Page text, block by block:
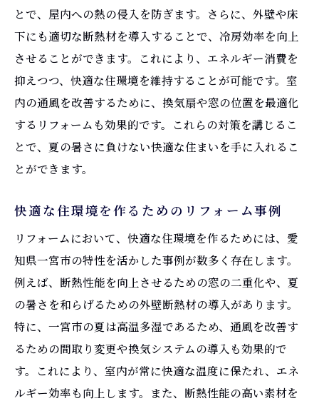
地元の技術を活かしたリフォームの魅力
住まいの断熱性能を高めるリフォームで暑さ対
策を
断熱材の選び方とその効果
最新の断熱技術を取り入れるメリット
夏場の快適性を高める断熱リフォーム
断熱性向上で得られる省エネ効果
愛知県一宮市での断熱リフォームの実施例
快適な通風を実現するリフォームの選択肢とは
自然通風を活かす家づくりのポイント
窓や扉の配置で変わる風の流れ
通風性能を高めるリフォーム事例
通風を考慮した間取りの工夫
夏を快適に過ごすための通風リフォーム
愛知県一宮市での通風に優れたリフォーム
とで、屋内への熱の侵入を防ぎます。さらに、外壁や床
下にも適切な断熱材を導入することで、冷房効率を向上
させることができます。これにより、エネルギー消費を
抑えつつ、快適な住環境を維持することが可能です。室
内の通風を改善するために、換気扇や窓の位置を最適化
するリフォームも効果的です。これらの対策を講じるこ
とで、夏の暑さに負けない快適な住まいを手に入れるこ
とができます。
快適な住環境を作るためのリフォーム事例
リフォームにおいて、快適な住環境を作るためには、愛
知県一宮市の特性を活かした事例が数多く存在します。
例えば、断熱性能を向上させるための窓の二重化や、夏
の暑さを和らげるための外壁断熱材の導入があります。
特に、一宮市の夏は高温多湿であるため、通風を改善す
るための間取り変更や換気システムの導入も効果的で
す。これにより、室内が常に快適な温度に保たれ、エネ
ルギー効率も向上します。また、断熱性能の高い素材を